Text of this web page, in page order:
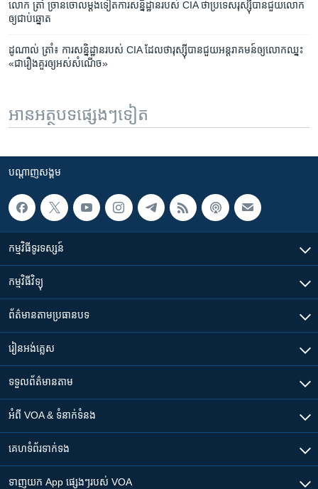
លោក​ ត្រាំ ​ច្រាន​ចោល​ម្តង​ទៀត​ការសន្និដ្ឋាន​របស់ CIA ​ថា​ប្រទេស​រុស្ស៊ី​បាន​ជួយ​លោក​
ឲ្យ​ជាប់​ឆ្នោត
ដូណាល់ ត្រាំ៖ ការសន្និដ្ឋាន​របស់​ CIA ដែល​ថា​រុស្ស៊ី​បាន​ជួយ​អន្តរាគមន៍​ឲ្យ​លោក​ឈ្នះ​
«ជា​រឿង​គួរ​ឲ្យ​អស់​សំណើច»​
អានអត្ថបទផ្សេងៗទៀត
បណ្តាញ​សង្គម
កម្មវិធី​ទូរទស្សន៍
កម្មវិធី​វិទ្យុ
ព័ត៌មាន​តាមប្រធានបទ​
រៀន​​អង់គ្លេស
ទទួល​ព័ត៌មាន​តាម
អំពី​ VOA & ទំនាក់ទំនង
គេហទំព័រ​​ទាក់ទង
ទាញយក​ App ផ្សេងៗ​របស់​ VOA